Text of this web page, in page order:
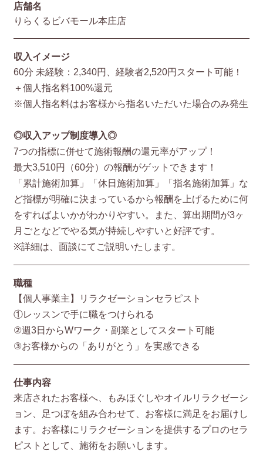
店舗名
りらくるビバモール本庄店
収入イメージ
60分 未経験：2,340円、経験者2,520円スタート可能！
＋個人指名料100%還元
※個人指名料はお客様から指名いただいた場合のみ発生
◎収入アップ制度導入◎
7つの指標に併せて施術報酬の還元率がアップ！
最大3,510円（60分）の報酬がゲットできます！
「累計施術加算」「休日施術加算」「指名施術加算」な
ど指標が明確に決まっているから報酬を上げるために何
をすればよいかがわかりやすい。また、算出期間が3ヶ
月ごとなどでやる気が持続しやすいと好評です。
※詳細は、面談にてご説明いたします。
職種
【個人事業主】リラクゼーションセラピスト
①レッスンで手に職をつけられる
②週3日からWワーク・副業としてスタート可能
③お客様からの「ありがとう」を実感できる
仕事内容
来店されたお客様へ、もみほぐしやオイルリラクゼーシ
ョン、足つぼを組み合わせて、お客様に満足をお届けし
ます。お客様にリラクゼーションを提供するプロのセラ
ピストとして、施術をお願いします。